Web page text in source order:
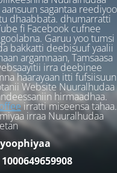
sagantaa reediyoo
dhaabbata. dhumarratti
fi Facebook cufnee
Garuu yoo tumsi
bakkatti deebisuuf yaalii
argamnaan, Tamsaasa
irra deebinee
haarayaan itti fufsiisuun
Website Nuuralhudaa
hirmaadhaa.
irratti miseensa tahaa.
irraa Nuuralhudaa
1000649659908